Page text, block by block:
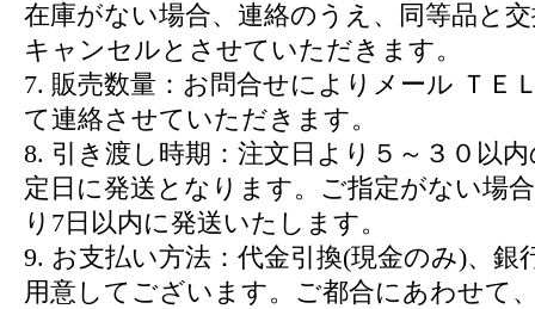
在庫がない場合、連絡のうえ、同等品と
キャンセルとさせていただきます。
7. 販売数量：お問合せによりメール ＴＥ
て連絡させていただきます。
8. 引き渡し時期：注文日より５～３０以
定日に発送となります。ご指定がない場
り7日以内に発送いたします。
9. お支払い方法：代金引換(現金のみ)、銀
用意してございます。ご都合にあわせて